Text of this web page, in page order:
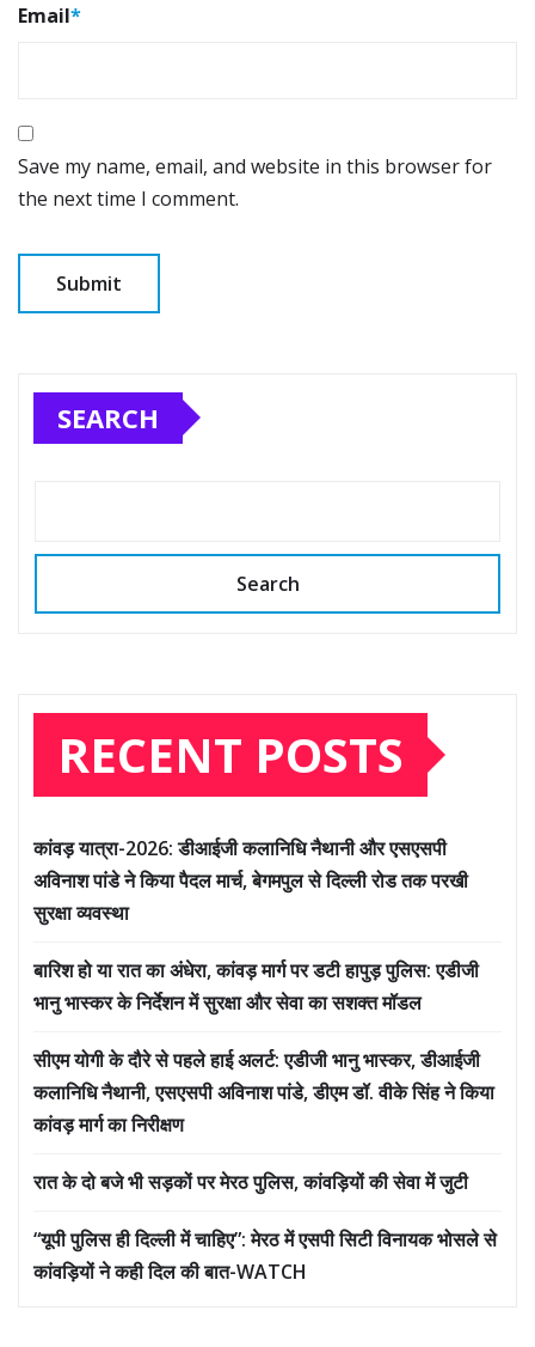
Email*
Save my name, email, and website in this browser for
the next time I comment.
SEARCH
Search
RECENT POSTS
कांवड़ यात्रा-2026: डीआईजी कलानिधि नैथानी और एसएसपी
अविनाश पांडे ने किया पैदल मार्च, बेगमपुल से दिल्ली रोड तक परखी
सुरक्षा व्यवस्था
बारिश हो या रात का अंधेरा, कांवड़ मार्ग पर डटी हापुड़ पुलिस: एडीजी
भानु भास्कर के निर्देशन में सुरक्षा और सेवा का सशक्त मॉडल
सीएम योगी के दौरे से पहले हाई अलर्ट: एडीजी भानु भास्कर, डीआईजी
कलानिधि नैथानी, एसएसपी अविनाश पांडे, डीएम डॉ. वीके सिंह ने किया
कांवड़ मार्ग का निरीक्षण
रात के दो बजे भी सड़कों पर मेरठ पुलिस, कांवड़ियों की सेवा में जुटी
“यूपी पुलिस ही दिल्ली में चाहिए”: मेरठ में एसपी सिटी विनायक भोसले से
कांवड़ियों ने कही दिल की बात-WATCH